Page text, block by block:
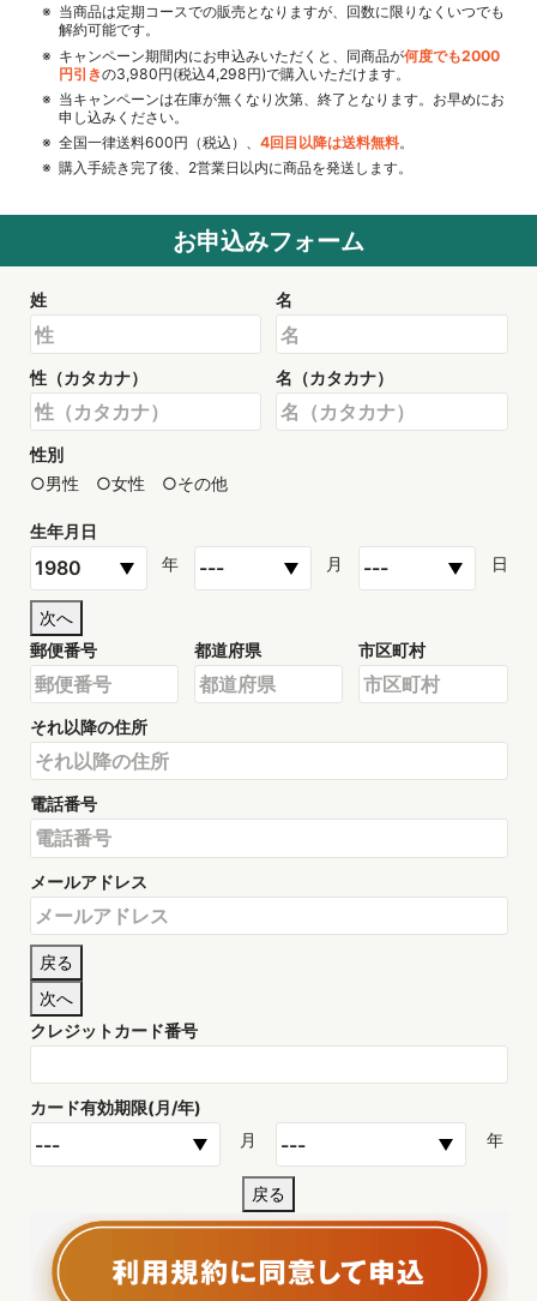
当商品は定期コースでの販売となりますが、回数に限りなくいつでも
解約可能です。
キャンペーン期間内にお申込みいただくと、同商品が何度でも2000
円引きの3,980円(税込4,298円)で購入いただけます。
当キャンペーンは在庫が無くなり次第、終了となります。お早めにお
申し込みください。
全国一律送料600円（税込）、 4回目以降は送料無料。
購入手続き完了後、2営業日以内に商品を発送します。
お申込みフォーム
姓 名
性（カタカナ） 名（カタカナ）
性別
男性
女性 その他
生年月日
年
月 日
次へ
郵便番号
都道府県 市区町村
それ以降の住所
電話番号
メールアドレス
戻る
次へ
クレジットカード番号
カード有効期限(月/年)
月
年
戻る